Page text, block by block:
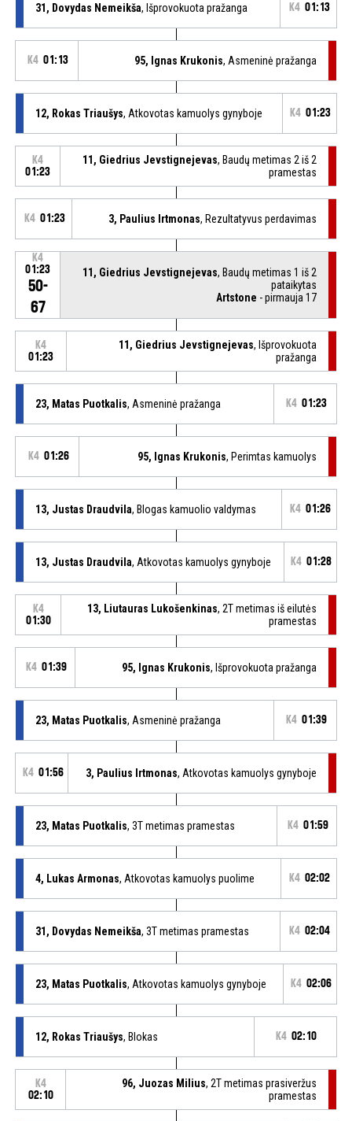
31, Dovydas Nemeikša, Išprovokuota pražanga K4 01:13
K4 01:13 95, Ignas Krukonis, Asmeninė pražanga
12, Rokas Triaušys, Atkovotas kamuolys gynyboje K4 01:23
K4
01:23
11, Giedrius Jevstignejevas, Baudų metimas 2 iš 2
pramestas
K4 01:23 3, Paulius Irtmonas, Rezultatyvus perdavimas
K4
01:23
50-
67
11, Giedrius Jevstignejevas, Baudų metimas 1 iš 2
pataikytas
Artstone - pirmauja 17
K4
01:23
11, Giedrius Jevstignejevas, Išprovokuota
pražanga
23, Matas Puotkalis, Asmeninė pražanga K4 01:23
K4 01:26 95, Ignas Krukonis, Perimtas kamuolys
13, Justas Draudvila, Blogas kamuolio valdymas K4 01:26
13, Justas Draudvila, Atkovotas kamuolys gynyboje K4 01:28
K4
01:30
13, Liutauras Lukošenkinas, 2T metimas iš eilutės
pramestas
K4 01:39 95, Ignas Krukonis, Išprovokuota pražanga
23, Matas Puotkalis, Asmeninė pražanga K4 01:39
K4 01:56 3, Paulius Irtmonas, Atkovotas kamuolys gynyboje
23, Matas Puotkalis, 3T metimas pramestas K4 01:59
4, Lukas Armonas, Atkovotas kamuolys puolime K4 02:02
31, Dovydas Nemeikša, 3T metimas pramestas K4 02:04
23, Matas Puotkalis, Atkovotas kamuolys gynyboje K4 02:06
12, Rokas Triaušys, Blokas K4 02:10
K4
02:10
96, Juozas Milius, 2T metimas prasiveržus
pramestas